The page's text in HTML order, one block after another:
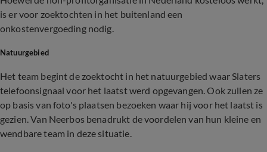
is er voor zoektochten in het buitenland een
onkostenvergoeding nodig.
Natuurgebied
Het team begint de zoektocht in het natuurgebied waar Slaters
telefoonsignaal voor het laatst werd opgevangen. Ook zullen ze
op basis van foto's plaatsen bezoeken waar hij voor het laatst is
gezien. Van Neerbos benadrukt de voordelen van hun kleine en
wendbare team in deze situatie.